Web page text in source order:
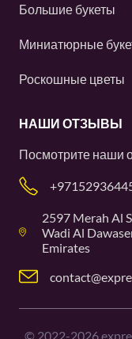
Большие букеты
Миниатюрные
Роскошные цветы
НАШИ ОТЗЫВЫ
Посмотрите наши
2597 Merah Al
Wadi Al
Emirates
© 2022-2026